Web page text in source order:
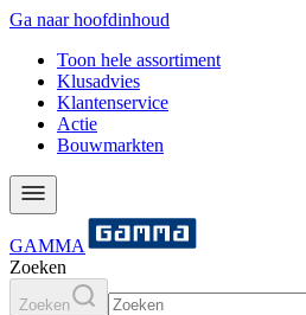
Ga naar hoofdinhoud
Toon hele assortiment
Klusadvies
Klantenservice
Actie
Bouwmarkten
GAMMA
Zoeken
Zoeken